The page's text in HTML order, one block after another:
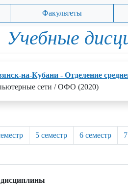
Факультеты
Учебные
на-Кубани - Отделение
сети / ОФО (2020)
5 семестр 6 семестр